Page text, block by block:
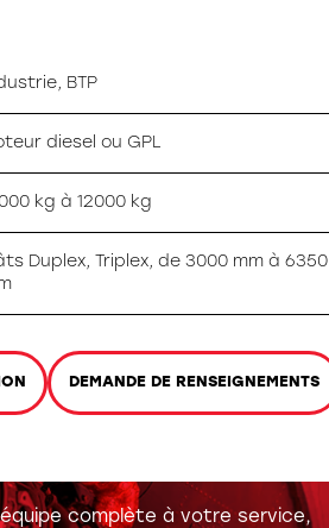
BTP
diesel ou GPL
kg à 12000 kg
Duplex, Triplex, de 3000 mm à 6350
DEMANDE DE RENSEIGNEMENTS
équipe complète à votre service,